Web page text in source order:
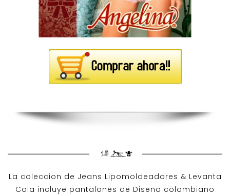
La coleccion de Jeans Lipomoldeadores & Levanta
Cola incluye pantalones de Diseño colombiano